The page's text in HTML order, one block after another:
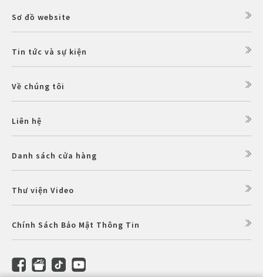
Sơ đồ website
Tin tức và sự kiện
Về chúng tôi
Liên hệ
Danh sách cửa hàng
Thư viện Video
Chính Sách Bảo Mật Thông Tin